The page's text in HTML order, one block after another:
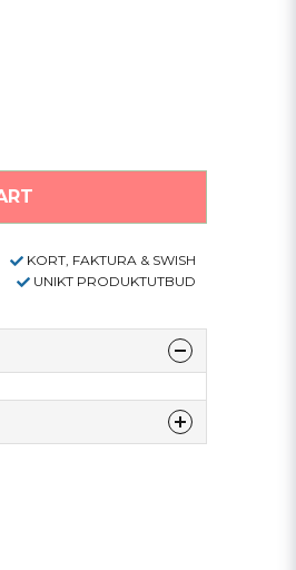
KORT, FAKTURA & SWISH
UNIKT PRODUKTUTBUD